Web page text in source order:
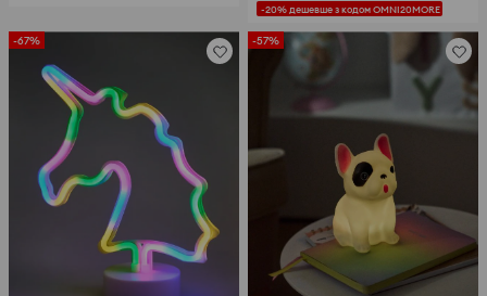
-20% дешевше з кодом OMNI20MORE
-67% -57%